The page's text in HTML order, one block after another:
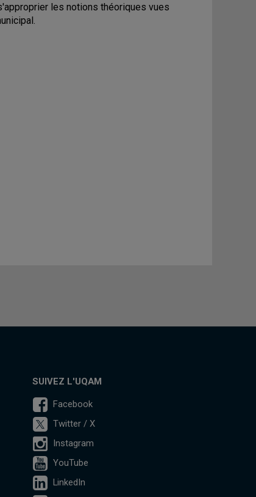
les notions théoriques vues
SUIVEZ L'UQAM
Facebook
Twitter / X
Instagram
YouTube
LinkedIn